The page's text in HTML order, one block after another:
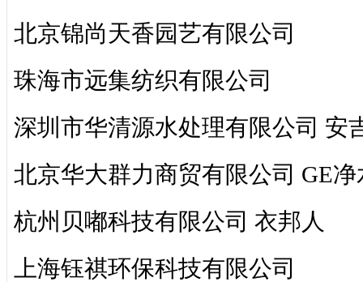
北京锦尚天香园艺有限公司
珠海市远集纺织有限公司
深圳市华清源水处理有限公司 安
北京华大群力商贸有限公司 GE
杭州贝嘟科技有限公司 衣邦人
上海钰祺环保科技有限公司